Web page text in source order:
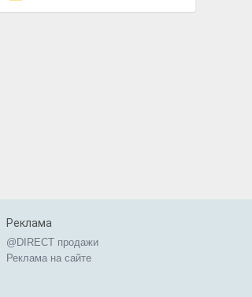
Реклама
@DIRECT продажи
Реклама на сайте